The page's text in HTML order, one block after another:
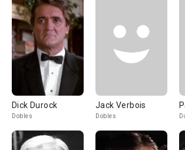
Dick Durock
Dobles
Jack Verbois
Dobles